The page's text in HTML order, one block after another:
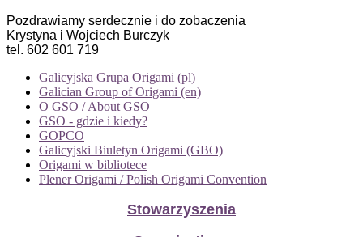
Pozdrawiamy serdecznie i do zobaczenia
Krystyna i Wojciech Burczyk
tel. 602 601 719
Galicyjska Grupa Origami (pl)
Galician Group of Origami (en)
O GSO / About GSO
GSO - gdzie i kiedy?
GOPCO
Galicyjski Biuletyn Origami (GBO)
Origami w bibliotece
Plener Origami / Polish Origami Convention
Stowarzyszenia